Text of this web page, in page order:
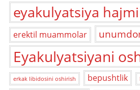
eyakulyatsiya hajmi
erektil muammolar
Eyakulyatsiyani
erkak libidosini oshirish bepushtlik